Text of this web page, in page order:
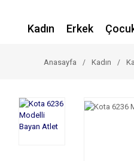
Kadın Erkek
Anasayfa Kadın